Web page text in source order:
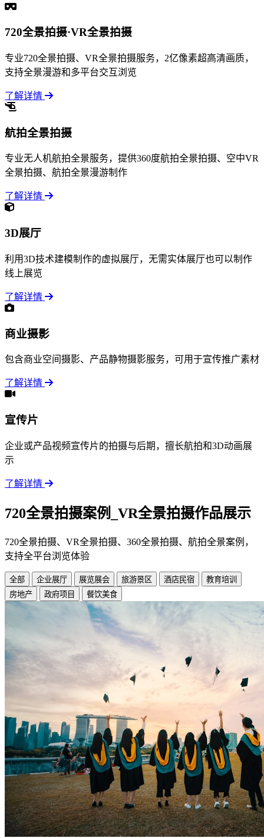
720全景拍摄·VR全景拍摄
专业720全景拍摄、VR全景拍摄服务，2亿像素超高清画质，
支持全景漫游和多平台交互浏览
了解详情
航拍全景拍摄
专业无人机航拍全景服务，提供360度航拍全景拍摄、空中VR
全景拍摄、航拍全景漫游制作
了解详情
3D展厅
利用3D技术建模制作的虚拟展厅，无需实体展厅也可以制作
线上展览
了解详情
商业摄影
包含商业空间摄影、产品静物摄影服务，可用于宣传推广素材
了解详情
宣传片
企业或产品视频宣传片的拍摄与后期，擅长航拍和3D动画展
示
了解详情
720全景拍摄案例_VR全景拍摄作品展示
720全景拍摄、VR全景拍摄、360全景拍摄、航拍全景案例，
支持全平台浏览体验
全部 企业展厅 展览展会 旅游景区 酒店民宿
教育培训
房地产
政府项目 餐饮美食